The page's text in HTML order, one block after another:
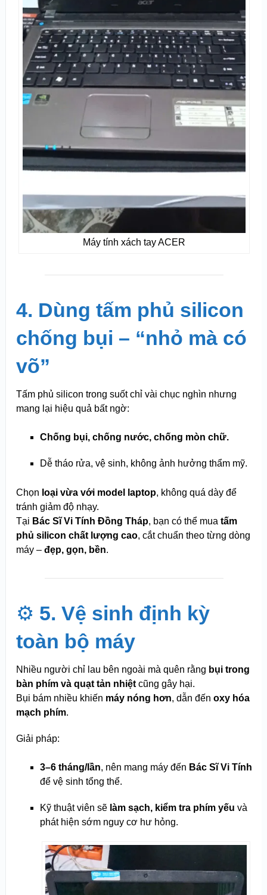
Máy tính xách tay ACER
4. Dùng tấm phủ silicon
chống bụi – “nhỏ mà có
võ”
Tấm phủ silicon trong suốt chỉ vài chục nghìn nhưng
mang lại hiệu quả bất ngờ:
Chống bụi, chống nước, chống mòn chữ.
Dễ tháo rửa, vệ sinh, không ảnh hưởng thẩm mỹ.
Chọn loại vừa với model laptop, không quá dày để
tránh giảm độ nhạy.
Tại Bác Sĩ Vi Tính Đồng Tháp, bạn có thể mua tấm
phủ silicon chất lượng cao, cắt chuẩn theo từng dòng
máy – đẹp, gọn, bền.
⚙️ 5. Vệ sinh định kỳ
toàn bộ máy
Nhiều người chỉ lau bên ngoài mà quên rằng bụi trong
bàn phím và quạt tản nhiệtcũng gây hại.
Bụi bám nhiều khiến máy nóng hơn, dẫn đến oxy hóa
mạch phím.
Giải pháp:
3–6 tháng/lần, nên mang máy đến Bác Sĩ Vi Tính
để vệ sinh tổng thể.
Kỹ thuật viên sẽ làm sạch, kiểm tra phím yếu và
phát hiện sớm nguy cơ hư hỏng.